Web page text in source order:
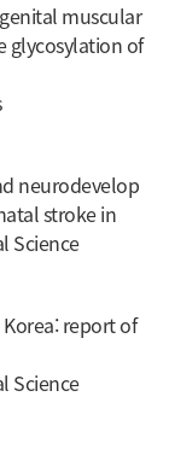
muscular
glycosylation of
neurodevelop
stroke in
Science
report of
Science